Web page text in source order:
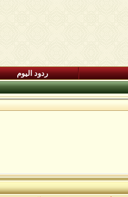
ردود اليوم